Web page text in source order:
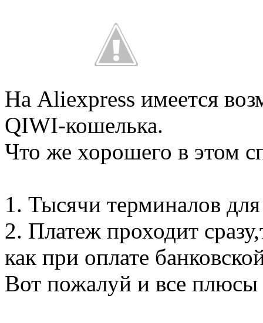
На Aliexpress имеется
QIWI-кошелька.
Что же хорошего в этом
1. Тысячи терминалов
2. Платеж проходит
как при оплате
Вот пожалуй и все плюсы